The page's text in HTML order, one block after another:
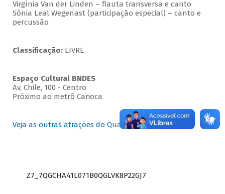
Virgínia Van der Linden – flauta transversa e canto
Sônia Leal Wegenast (participação especial) – canto e
percussão
Classificação:LIVRE
Espaço Cultural BNDES
Av, Chile, 100 - Centro
Próximo ao metrô Carioca
Veja as outras atrações do Quartas Instrumentais
Z7_7QGCHA41L071B0QGLVK8P22GJ7